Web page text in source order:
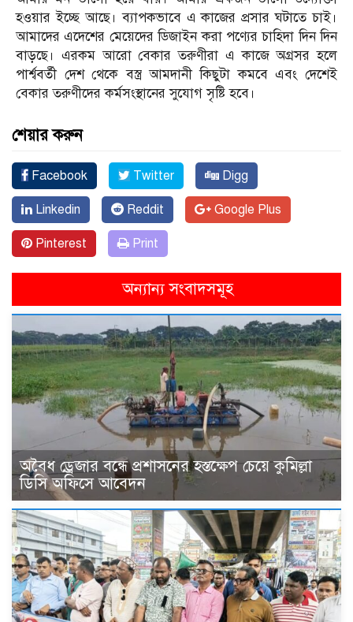
হওয়ার ইচ্ছে আছে। ব্যাপকভাবে এ কাজের প্রসার ঘটাতে চাই।
আমাদের এদেশের মেয়েদের ডিজাইন করা পণ্যের চাহিদা দিন দিন
বাড়ছে। এরকম আরো বেকার তরুণীরা এ কাজে অগ্রসর হলে
পার্শ্ববর্তী দেশ থেকে বস্ত্র আমদানী কিছুটা কমবে এবং দেশেই
বেকার তরুণীদের কর্মসংস্থানের সুযোগ সৃষ্টি হবে।
শেয়ার করুন
Facebook Twitter Digg
Linkedin Reddit Google Plus
Pinterest Print
অন্যান্য সংবাদসমূহ
অবৈধ ড্রেজার বন্ধে প্রশাসনের হস্তক্ষেপ চেয়ে কুমিল্লা
ডিসি অফিসে আবেদন